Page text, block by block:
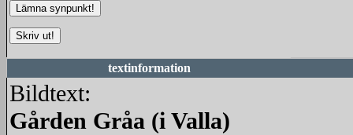
textinformation
Bildtext:
Gården Gråa (i Valla)